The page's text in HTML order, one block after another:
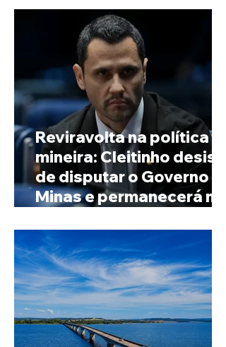
Reviravolta na política
mineira: Cleitinho desiste
de disputar o Governo de
Minas e permanecerá no